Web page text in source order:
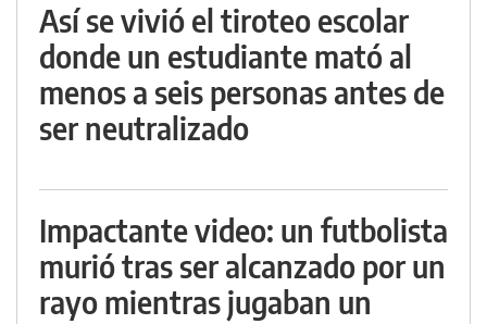
Así se vivió el tiroteo escolar
donde un estudiante mató al
menos a seis personas antes de
ser neutralizado
Impactante video: un futbolista
murió tras ser alcanzado por un
rayo mientras jugaban un